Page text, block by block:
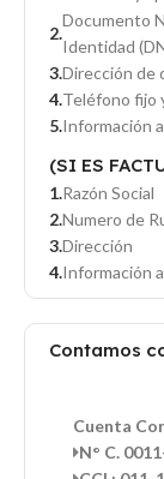
Documento
Identidad
Dirección de
Teléfono fijo
Información
(SI ES
Razón Social
Numero de
Dirección
Información
Contamos
Cuenta
N° C.